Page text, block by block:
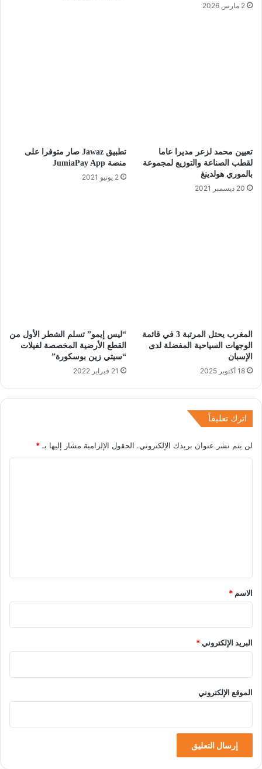
2 مارس 2026
تعيين محمد لزعر مديرا عاما
لقطب الصناعة والتوزيع لمجموعة
بالموري هولدينغ
20 ديسمبر 2021
تطبيق Jawaz صار متوفرا على
منصة JumiaPay App
2 يونيو 2021
المغرب يحتل المرتبة 3 في قائمة
الوجهات السياحية المفضلة لدى
الإسبان
18 أكتوبر 2025
“ليس إيمو” تسلم الشطر الأول من
القطع الأرضية المخصصة لفيلات
“سيتي زين بوسكورة”
21 فبراير 2022
اترك تعليقاً
لن يتم نشر عنوان بريدك الإلكتروني. الحقول الإلزامية مشار إليها بـ *
*
الاسم *
البريد الإلكتروني*
الموقع الإلكتروني